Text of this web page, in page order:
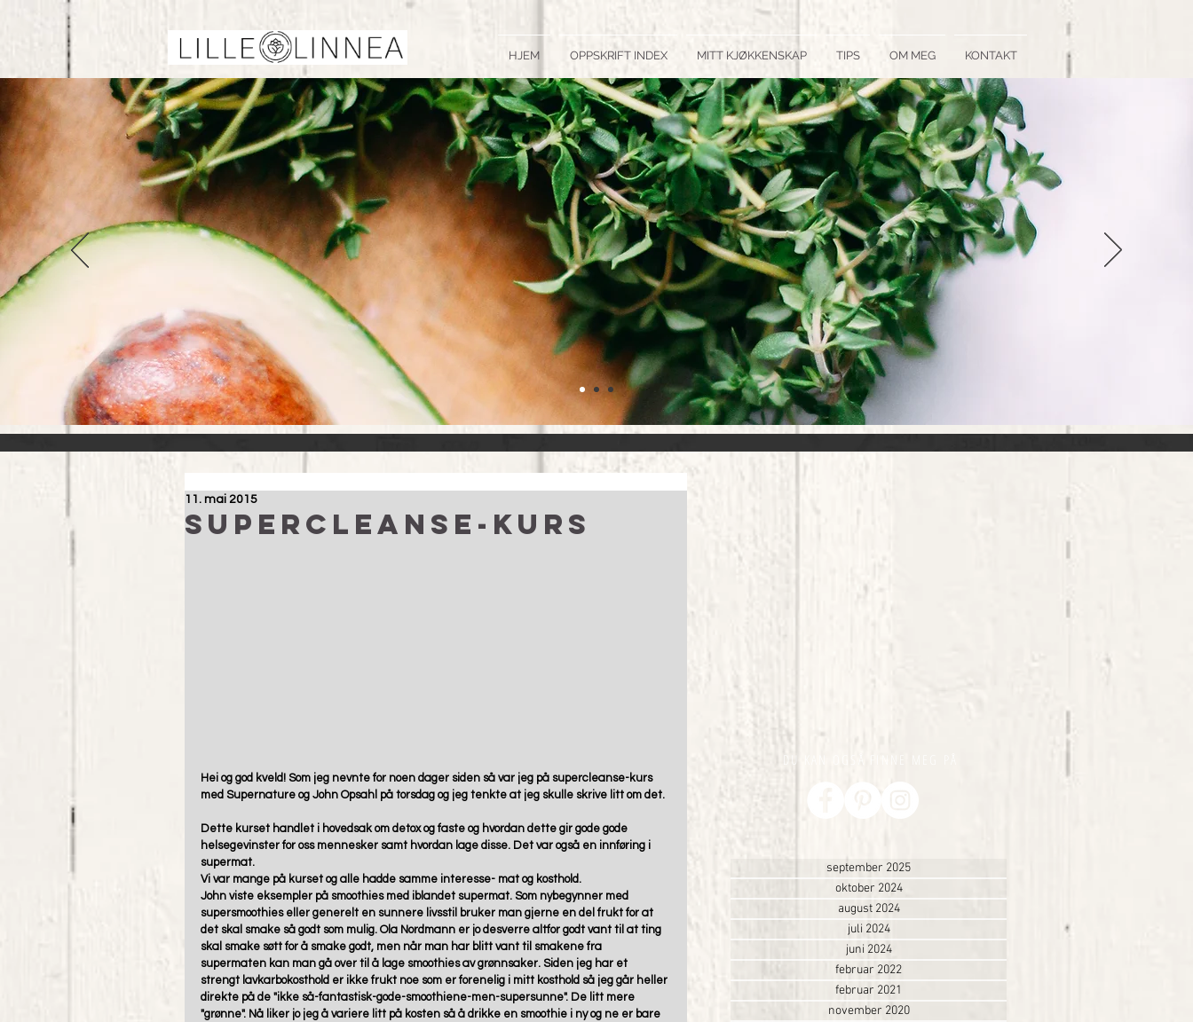
HJEM OPPSKRIFT INDEX MITT KJØKKENSKAP TIPS OM MEG KONTAKT
Supercleanse-kurs
11. mai 2015
Hei og god kveld! Som jeg nevnte for noen dager siden så var jeg på supercleanse-kurs
med Supernature og John Opsahl på torsdag og jeg tenkte at jeg skulle skrive litt om det.
Dette kurset handlet i hovedsak om detox og faste og hvordan dette gir gode gode
helsegevinster for oss mennesker samt hvordan lage disse. Det var også en innføring i
supermat.
Vi var mange på kurset og alle hadde samme interesse- mat og kosthold.
John viste eksempler på smoothies med iblandet supermat. Som nybegynner med
supersmoothies eller generelt en sunnere livsstil bruker man gjerne en del frukt for at
det skal smake så godt som mulig. Ola Nordmann er jo desverre altfor godt vant til at ting
skal smake søtt for å smake godt, men når man har blitt vant til smakene fra
supermaten kan man gå over til å lage smoothies av grønnsaker. Siden jeg har et
strengt lavkarbokosthold er ikke frukt noe som er forenelig i mitt kosthold så jeg går heller
direkte på de "ikke så-fantastisk-gode-smoothiene-men-supersunne". De litt mere
"grønne". Nå liker jo jeg å variere litt på kosten så å drikke en smoothie i ny og ne er bare
DU KAN OGSÅ FINNE MEG PÅ
september 2025
oktober 2024
august 2024
juli 2024
juni 2024
februar 2022
februar 2021
november 2020